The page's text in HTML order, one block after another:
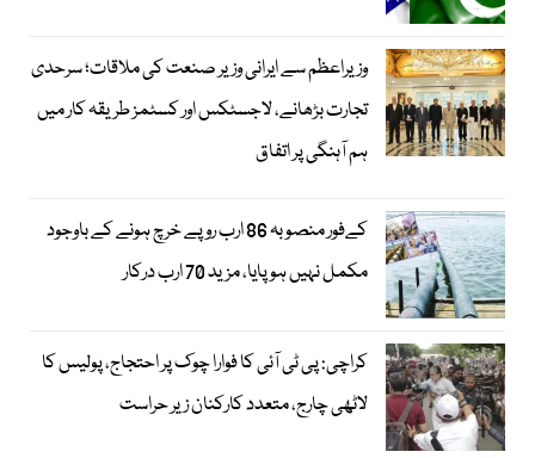
وزیراعظم سے ایرانی وزیر صنعت کی ملاقات؛ سرحدی
تجارت بڑھانے، لاجسٹکس اور کسٹمز طریقہ کار میں
ہم آہنگی پر اتفاق
کےفور منصوبہ 86 ارب روپے خرچ ہونے کے باوجود
مکمل نہیں ہوپایا، مزید 70 ارب درکار
کراچی: پی ٹی آئی کا فوارا چوک پر احتجاج، پولیس کا
لاٹھی چارج، متعدد کارکنان زیر حراست